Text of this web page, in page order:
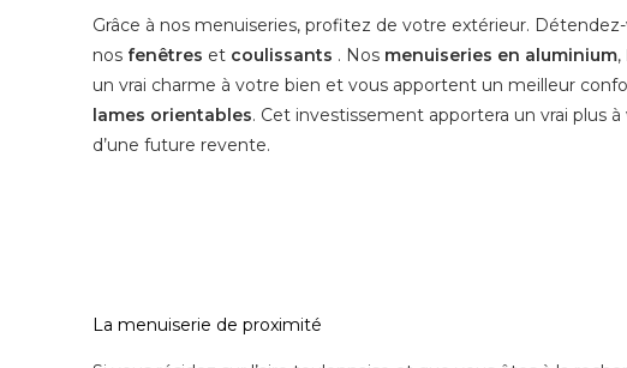
Grâce à nos menuiseries, profitez de votre extérieur.
nos fenêtres et coulissants . Nos menuiseries en aluminium,
un vrai charme à votre bien et vous apportent un meilleur
lames orientables. Cet investissement apportera un vrai plus à
d’une future revente.
La menuiserie de proximité